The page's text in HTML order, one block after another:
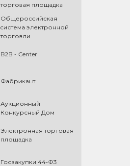
торговая площадка
Общероссийская
cистема электронной
торговли
B2B - Center
Фабрикант
Аукционный
Конкурсный Дом
Электронная торговая
площадка
Госзакупки 44-Ф3